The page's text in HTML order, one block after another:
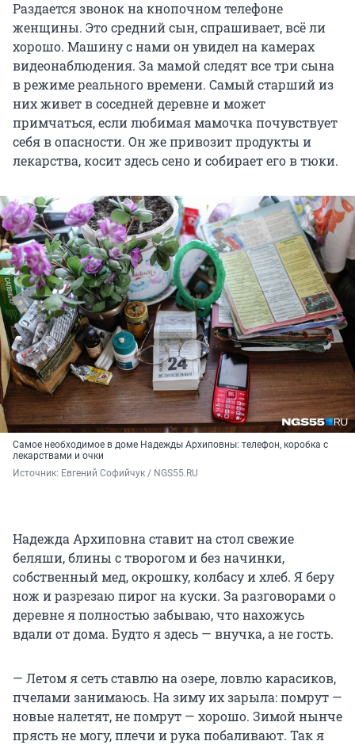
Раздается звонок на кнопочном телефоне
женщины. Это средний сын, спрашивает, всё ли
хорошо. Машину с нами он увидел на камерах
видеонаблюдения. За мамой следят все три сына
в режиме реального времени. Самый старший из
них живет в соседней деревне и может
примчаться, если любимая мамочка почувствует
себя в опасности. Он же привозит продукты и
лекарства, косит здесь сено и собирает его в тюки.
Самое необходимое в доме Надежды Архиповны: телефон, коробка с
лекарствами и очки
Источник: Евгений Софийчук / NGS55.RU
Надежда Архиповна ставит на стол свежие
беляши, блины с творогом и без начинки,
собственный мед, окрошку, колбасу и хлеб. Я беру
нож и разрезаю пирог на куски. За разговорами о
деревне я полностью забываю, что нахожусь
вдали от дома. Будто я здесь — внучка, а не гость.
— Летом я сеть ставлю на озере, ловлю карасиков,
пчелами занимаюсь. На зиму их зарыла: помрут —
новые налетят, не помрут — хорошо. Зимой нынче
прясть не могу, плечи и рука побаливают. Так я